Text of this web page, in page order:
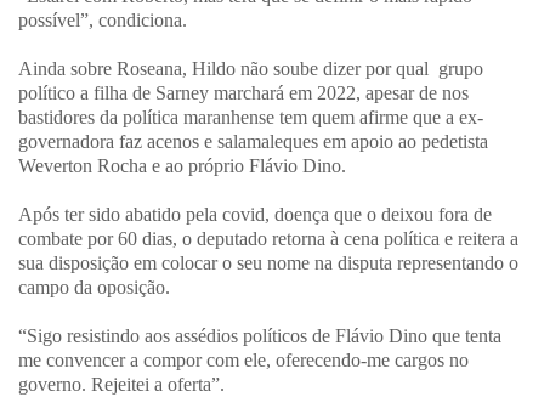
possível”, condiciona.
Ainda sobre Roseana, Hildo não soube dizer por qual grupo
político a filha de Sarney marchará em 2022, apesar de nos
bastidores da política maranhense tem quem afirme que a ex-
governadora faz acenos e salamaleques em apoio ao pedetista
Weverton Rocha e ao próprio Flávio Dino.
Após ter sido abatido pela covid, doença que o deixou fora de
combate por 60 dias, o deputado retorna à cena política e reitera a
sua disposição em colocar o seu nome na disputa representando o
campo da oposição.
“Sigo resistindo aos assédios políticos de Flávio Dino que tenta
me convencer a compor com ele, oferecendo-me cargos no
governo. Rejeitei a oferta”.